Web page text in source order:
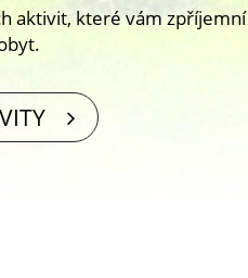
aktivit, které vám zpříjemní